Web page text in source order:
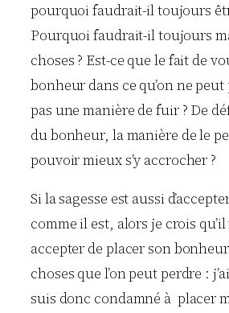
pourquoi faudrait-il toujours
Pourquoi faudrait-il toujours
choses ? Est-ce que le fait de
bonheur dans ce qu’on ne peut
pas une manière de fuir ? De
du bonheur, la manière de le
pouvoir mieux s’y accrocher ?
Si la sagesse est aussi
comme il est, alors je crois
accepter de placer son
choses que l’on peut perdre :
suis donc condamné à placer